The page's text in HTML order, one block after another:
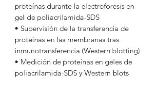
proteínas durante la electroforesis en
gel de poliacrilamida-SDS
• Supervisión de la transferencia de
proteínas en las membranas tras
inmunotransferencia (Western blotting)
• Medición de proteínas en geles de
poliacrilamida-SDS y Western blots